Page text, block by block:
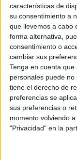
características de
su consentimiento a
que llevemos a cabo
forma alternativa,
consentimiento o
cambiar sus
Tenga en cuenta
personales puede
tiene el derecho de
preferencias se
sus preferencias o
momento volviendo
"Privacidad" en la
Etiquetas: